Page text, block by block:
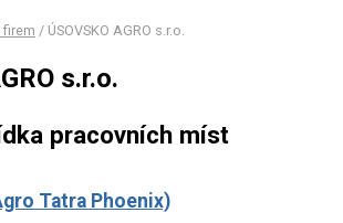
firem / ÚSOVSKO AGRO s.r.o.
s.r.o.
pracovních míst
Tatra Phoenix)